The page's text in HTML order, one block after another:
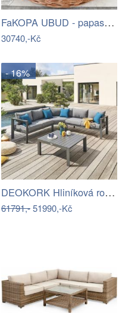
FaKOPA UBUD - papasan z ratanu…
30740,-Kč
- 16%
DEOKORK Hliníková rohová sestava…
61791,-51990,-Kč